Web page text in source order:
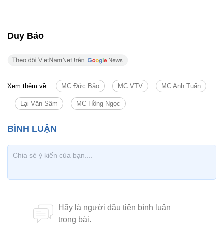
Duy Bảo
Xem thêm về: MC Đức Bảo MC VTV MC Anh Tuấn
Lại Văn Sâm MC Hồng Ngọc